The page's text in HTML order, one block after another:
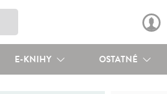
E-KNIHY OSTATNÉ